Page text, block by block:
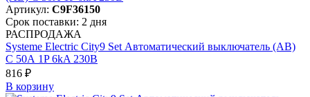
Артикул: C9F36150
Срок поставки: 2 дня
РАСПРОДАЖА
Systeme Electric City9 Set Автоматический выключатель (АВ)
С 50А 1P 6kA 230В
816 ₽
В корзинy